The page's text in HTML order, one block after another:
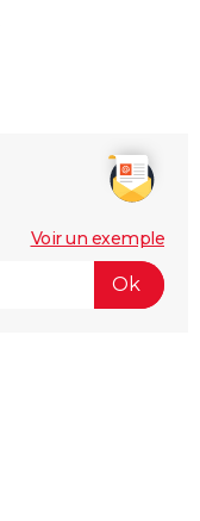
Voir un exemple